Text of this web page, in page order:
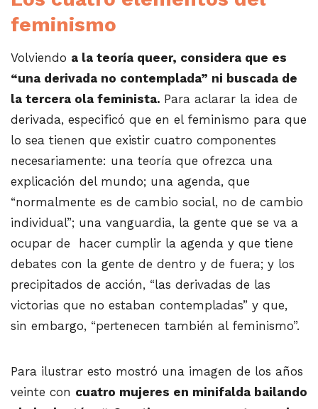
feminismo
Volviendo a la teoría queer, considera que es
“una derivada no contemplada” ni buscada de
la tercera ola feminista. Para aclarar la idea de
derivada, especificó que en el feminismo para que
lo sea tienen que existir cuatro componentes
necesariamente: una teoría que ofrezca una
explicación del mundo; una agenda, que
“normalmente es de cambio social, no de cambio
individual”; una vanguardia, la gente que se va a
ocupar de hacer cumplir la agenda y que tiene
debates con la gente de dentro y de fuera; y los
precipitados de acción, “las derivadas de las
victorias que no estaban contempladas” y que,
sin embargo, “pertenecen también al feminismo”.
Para ilustrar esto mostró una imagen de los años
veinte con cuatro mujeres en minifalda bailando